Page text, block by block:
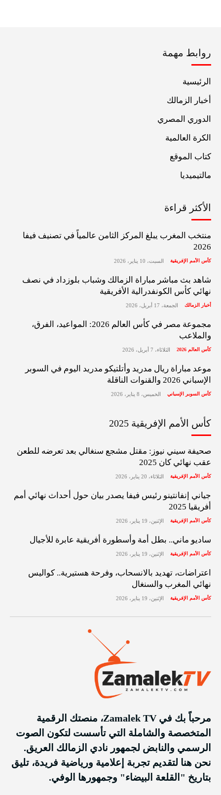
روابط مهمة
الرئيسية
أخبار الزمالك
الدوري المصري
الكرة العالمية
كتاب الموقع
مالتيميديا
الأكثر قراءة
منتخب المغرب يبلغ المركز الثامن عالمياً في تصنيف فيفا
2026
كأس الأمم الإفريقية السبت، 10 يناير، 2026
شاهد بث مباشر مباراة الزمالك وشباب بلوزداد في نصف
نهائي كأس الكونفدرالية الأفريقية
أخبار الزمالك الجمعة، 17 أبريل، 2026
مجموعة مصر في كأس العالم 2026: المواعيد، الفرق،
والملاعب
كأس العالم 2026 الثلاثاء، 7 أبريل، 2026
موعد مباراة ريال مدريد وأتلتيكو مدريد اليوم في السوبر
الإسباني 2026 والقنوات الناقلة
كأس السوبر الإسباني الخميس، 8 يناير، 2026
كأس الأمم الإفريقية 2025
صحيفة سيني نيوز: مقتل مشجع سنغالي بعد تعرضه للطعن
عقب نهائي كان 2025
كأس الأمم الإفريقية الثلاثاء، 20 يناير، 2026
جياني إنفانتينو رئيس فيفا يصدر بيان حول أحداث نهائي أمم
أفريقيا 2025
كأس الأمم الإفريقية الإثنين، 19 يناير، 2026
ساديو ماني.. بطل أمة وأسطورة أفريقية عابرة للأجيال
كأس الأمم الإفريقية الإثنين، 19 يناير، 2026
اعتراضات، تهديد بالانسحاب، وفرحة هستيرية.. كواليس
نهائي المغرب والسنغال
كأس الأمم الإفريقية الإثنين، 19 يناير، 2026
مرحباً بك في Zamalek TV، منصتك الرقمية
المتخصصة والشاملة التي تأسست لتكون الصوت
الرسمي والنابض لجمهور نادي الزمالك العريق.
نحن هنا لتقديم تجربة إعلامية ورياضية فريدة، تليق
بتاريخ "القلعة البيضاء" وجمهورها الوفي.